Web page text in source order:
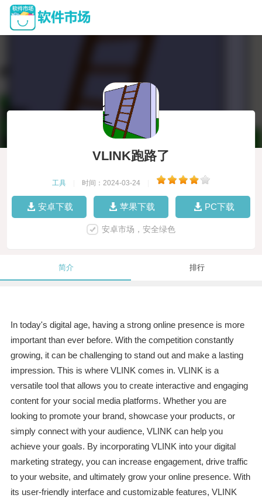
VLINK跑路了
工具 时间：2024-03-24
安卓下载 苹果下载 PC下载
安卓市场，安全绿色
简介 排行
In today's digital age, having a strong online presence is more
important than ever before. With the competition constantly
growing, it can be challenging to stand out and make a lasting
impression. This is where VLINK comes in. VLINK is a
versatile tool that allows you to create interactive and engaging
content for your social media platforms. Whether you are
looking to promote your brand, showcase your products, or
simply connect with your audience, VLINK can help you
achieve your goals. By incorporating VLINK into your digital
marketing strategy, you can increase engagement, drive traffic
to your website, and ultimately grow your online presence. With
its user-friendly interface and customizable features, VLINK